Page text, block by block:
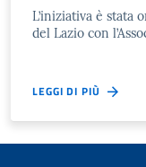
L’iniziativa è stata
del Lazio con
LEGGI DI PIÙ